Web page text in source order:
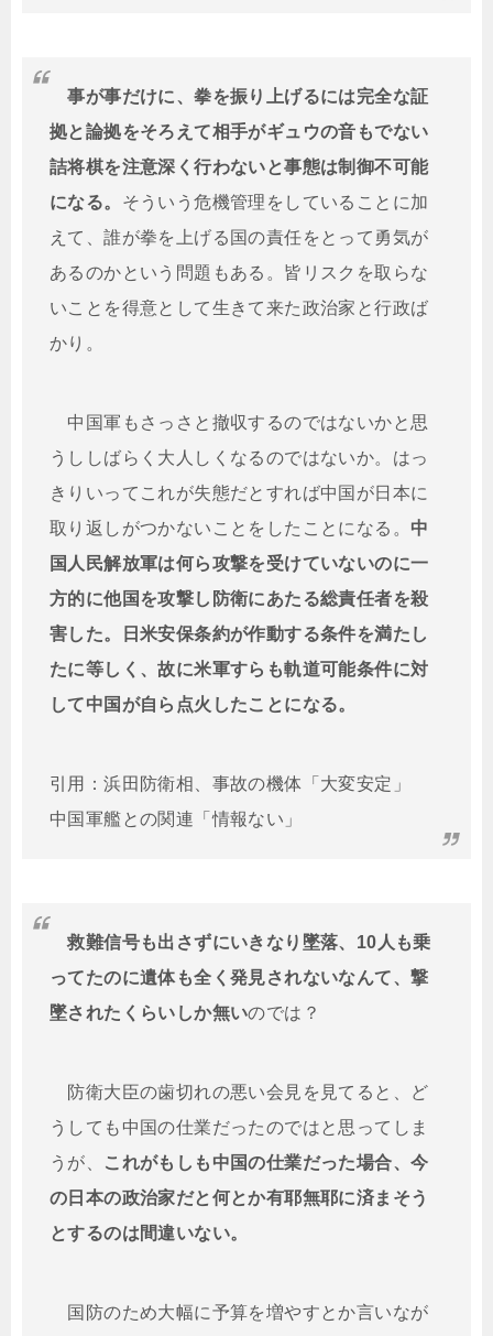
事が事だけに、拳を振り上げるには完全な証
拠と論拠をそろえて相手がギュウの音もでない
詰将棋を注意深く行わないと事態は制御不可能
になる。 そういう危機管理をしていることに加
えて、誰が拳を上げる国の責任をとって勇気が
あるのかという問題もある。皆リスクを取らな
いことを得意として生きて来た政治家と行政ば
かり。
中国軍もさっさと撤収するのではないかと思
うししばらく大人しくなるのではないか。はっ
きりいってこれが失態だとすれば中国が日本に
取り返しがつかないことをしたことになる。 中
国人民解放軍は何ら攻撃を受けていないのに一
方的に他国を攻撃し防衛にあたる総責任者を殺
害した。日米安保条約が作動する条件を満たし
たに等しく、故に米軍すらも軌道可能条件に対
して中国が自ら点火したことになる。
引用：浜田防衛相、事故の機体「大変安定」
中国軍艦との関連「情報ない」
救難信号も出さずにいきなり墜落、10人も乗
ってたのに遺体も全く発見されないなんて、撃
墜されたくらいしか無いのでは？
防衛大臣の歯切れの悪い会見を見てると、ど
うしても中国の仕業だったのではと思ってしま
うが、
これがもしも中国の仕業だった場合、今
の日本の政治家だと何とか有耶無耶に済まそう
とするのは間違いない。
国防のため大幅に予算を増やすとか言いなが